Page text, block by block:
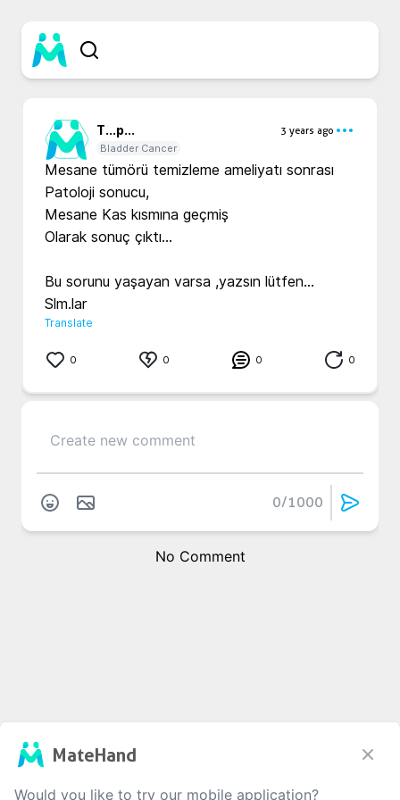
T...p...
3 years ago
Bladder Cancer
Mesane tümörü temizleme ameliyatı sonrası
Patoloji sonucu,
Mesane Kas kısmına geçmiş
Olarak sonuç çıktı...
Bu sorunu yaşayan varsa ,yazsın lütfen...
Slm.lar
Translate
0 0 0 0
0/1000
No Comment
MateHand
Would you like to try our mobile application?